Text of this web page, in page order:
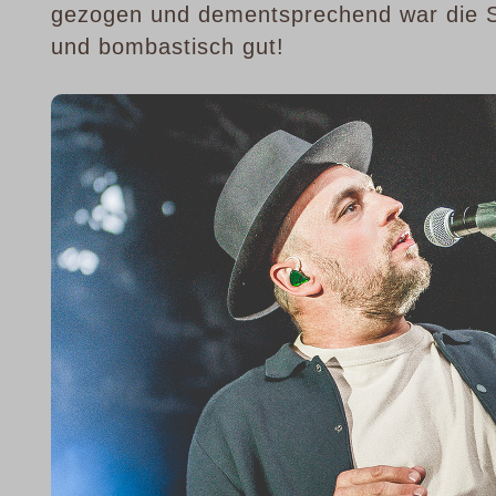
gezogen und dementsprechend war die
und bombastisch gut!